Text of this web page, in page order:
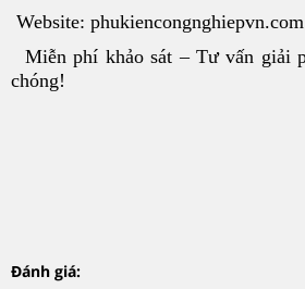
Website: phukiencongnghiepvn.com
Miễn phí khảo sát – Tư vấn giải
chóng!
Đánh giá: